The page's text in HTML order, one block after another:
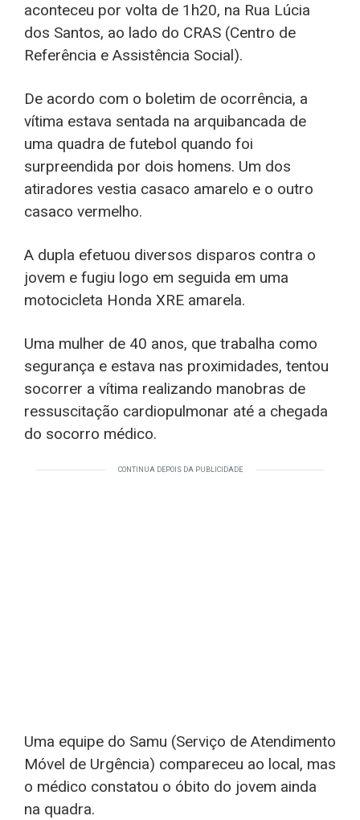
aconteceu por volta de 1h20, na Rua Lúcia
dos Santos, ao lado do CRAS (Centro de
Referência e Assistência Social).
De acordo com o boletim de ocorrência, a
vítima estava sentada na arquibancada de
uma quadra de futebol quando foi
surpreendida por dois homens. Um dos
atiradores vestia casaco amarelo e o outro
casaco vermelho.
A dupla efetuou diversos disparos contra o
jovem e fugiu logo em seguida em uma
motocicleta Honda XRE amarela.
Uma mulher de 40 anos, que trabalha como
segurança e estava nas proximidades, tentou
socorrer a vítima realizando manobras de
ressuscitação cardiopulmonar até a chegada
do socorro médico.
CONTINUA DEPOIS DA PUBLICIDADE
Uma equipe do Samu (Serviço de Atendimento
Móvel de Urgência) compareceu ao local, mas
o médico constatou o óbito do jovem ainda
na quadra.